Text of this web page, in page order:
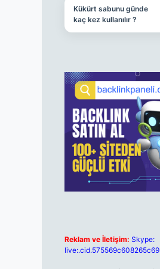
Kükürt sabunu günde
kaç kez kullanılır ?
Reklam ve İletişim: Skype:
live:.cid.575569c608265c69